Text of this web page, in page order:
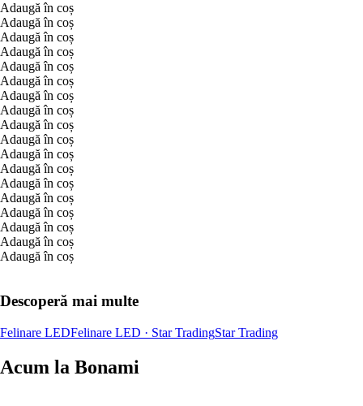
Adaugă în coș
Adaugă în coș
Adaugă în coș
Adaugă în coș
Adaugă în coș
Adaugă în coș
Adaugă în coș
Adaugă în coș
Adaugă în coș
Adaugă în coș
Adaugă în coș
Adaugă în coș
Adaugă în coș
Adaugă în coș
Adaugă în coș
Adaugă în coș
Adaugă în coș
Adaugă în coș
Descoperă mai multe
Felinare LEDFelinare LED · Star TradingStar Trading
Acum la Bonami